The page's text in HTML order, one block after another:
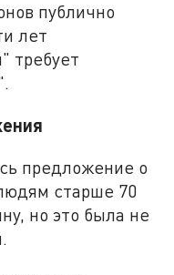
публично
лет
требует
предложение о
старше 70
но это была не